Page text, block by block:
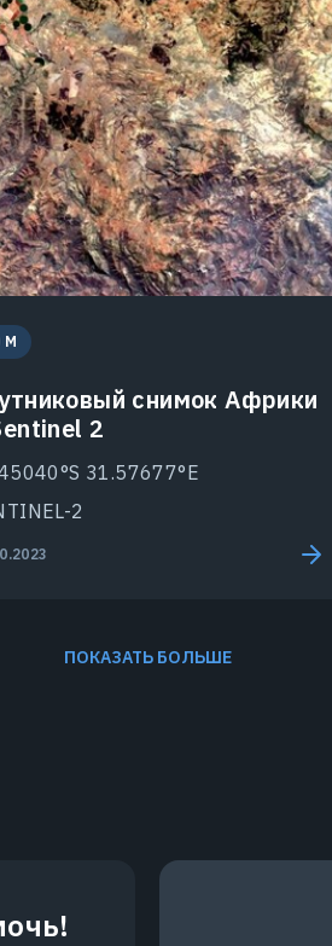
M
снимок Африки
2
31.57677°E
2
ПОКАЗАТЬ БОЛЬШЕ